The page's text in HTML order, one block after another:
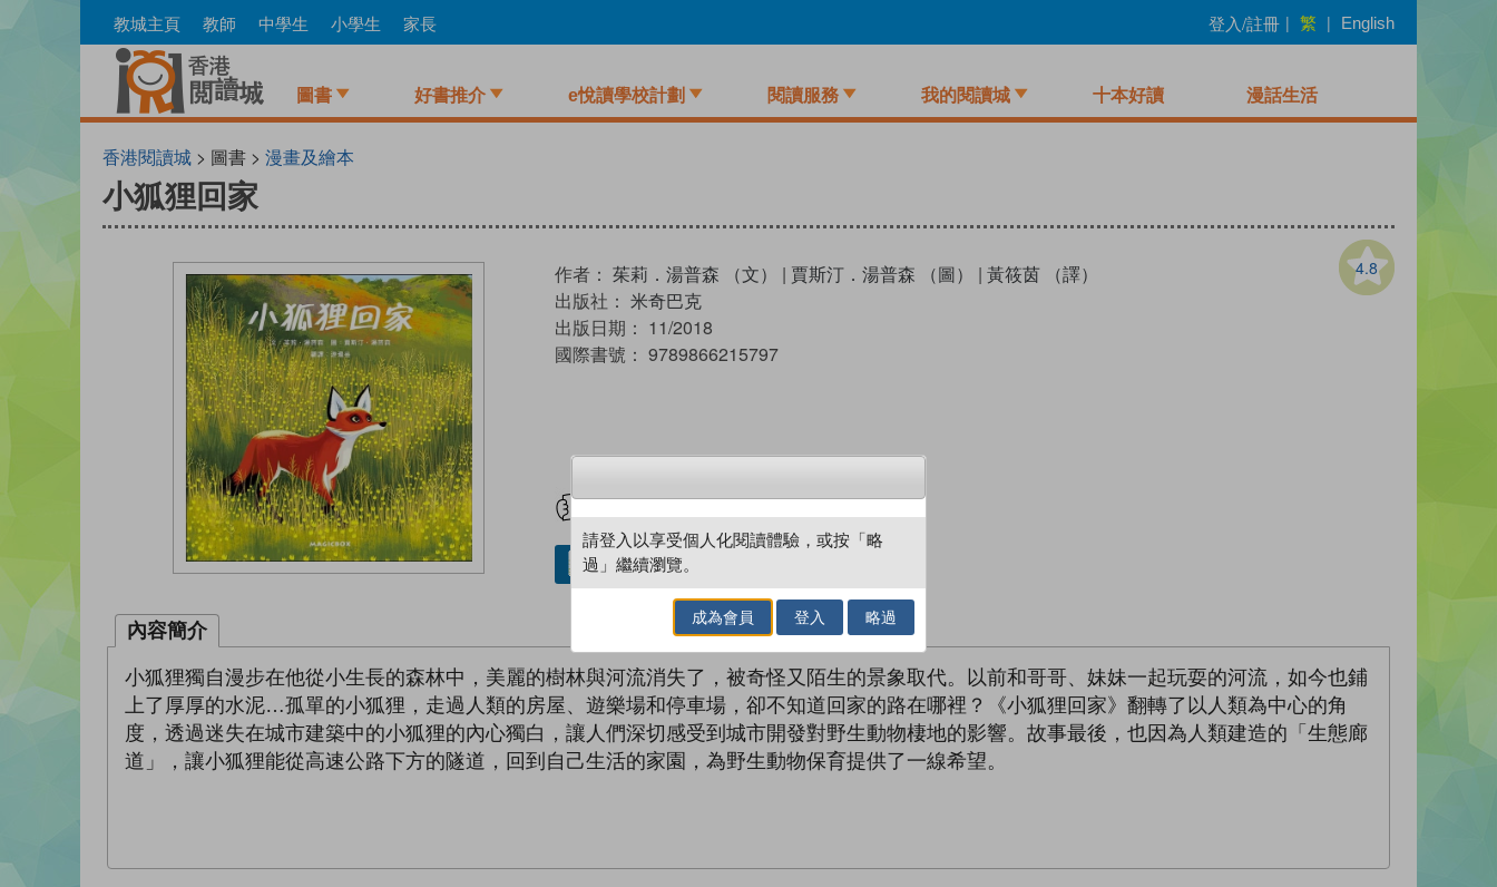
to
教城主頁 教師 中學生 小學生 家長 登入/註冊 | 繁 | English
圖書 好書推介 e悅讀學校計劃 閱讀服務 我的閱讀城 十本好讀 漫話生活
香港閱讀城 > 圖書 > 漫畫及繪本
小狐狸回家
4.8
作者： 茱莉．湯普森 （文） | 賈斯汀．湯普森 （圖） | 黃筱茵 （譯）
出版社： 米奇巴克
出版日期： 11/2018
國際書號： 9789866215797
借閱實體書
內容簡介
小狐狸獨自漫步在他從小生長的森林中，美麗的樹林與河流消失了，被奇怪又陌生的景象取代。以前和哥哥、妹妹一起玩耍的河流，如今也鋪
上了厚厚的水泥…孤單的小狐狸，走過人類的房屋、遊樂場和停車場，卻不知道回家的路在哪裡？《小狐狸回家》翻轉了以人類為中心的角
度，透過迷失在城市建築中的小狐狸的內心獨白，讓人們深切感受到城市開發對野生動物棲地的影響。故事最後，也因為人類建造的「生態廊
道」，讓小狐狸能從高速公路下方的隧道，回到自己生活的家園，為野生動物保育提供了一線希望。
請登入以享受個人化閱讀體驗，或按「略
過」繼續瀏覽。
成為會員 登入 略過